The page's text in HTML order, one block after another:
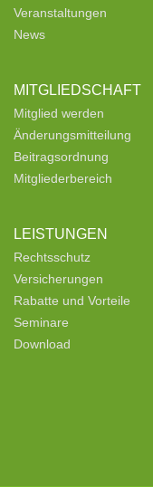
Veranstaltungen
News
MITGLIEDSCHAFT
Mitglied werden
Änderungsmitteilung
Beitragsordnung
Mitgliederbereich
LEISTUNGEN
Rechtsschutz
Versicherungen
Rabatte und Vorteile
Seminare
Download